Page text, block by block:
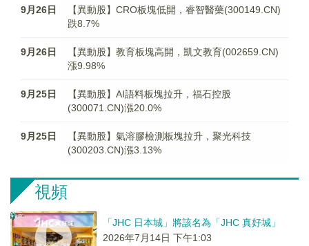
9月26日
【異動股】CRO板塊低開，睿智醫藥(300149.CN)
跌8.7%
9月26日
【異動股】教育板塊高開，凱文教育(002659.CN)
漲9.98%
9月25日
【異動股】AI語料板塊拉升，福石控股
(300071.CN)漲20.0%
9月25日
【異動股】氣溶膠檢測板塊拉升，聚光科技
(300203.CN)漲3.13%
視頻
「JHC 日本城」將該名為「JHC 真好城」
2026年7月14日 下午1:03